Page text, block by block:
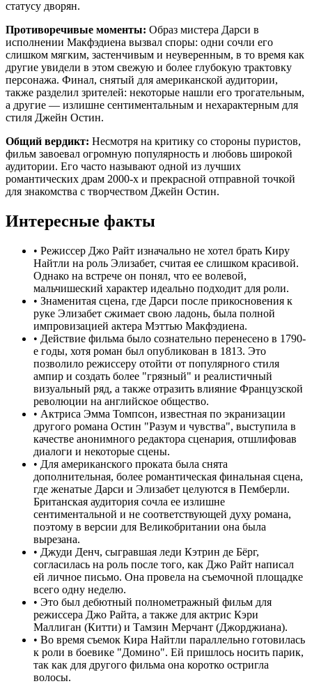
статусу дворян.
Противоречивые моменты: Образ мистера Дарси в
исполнении Макфэдиена вызвал споры: одни сочли его
слишком мягким, застенчивым и неуверенным, в то время как
другие увидели в этом свежую и более глубокую трактовку
персонажа. Финал, снятый для американской аудитории,
также разделил зрителей: некоторые нашли его трогательным,
а другие — излишне сентиментальным и нехарактерным для
стиля Джейн Остин.
Общий вердикт: Несмотря на критику со стороны пуристов,
фильм завоевал огромную популярность и любовь широкой
аудитории. Его часто называют одной из лучших
романтических драм 2000-х и прекрасной отправной точкой
для знакомства с творчеством Джейн Остин.
Интересные факты
• Режиссер Джо Райт изначально не хотел брать Киру
Найтли на роль Элизабет, считая ее слишком красивой.
Однако на встрече он понял, что ее волевой,
мальчишеский характер идеально подходит для роли.
• Знаменитая сцена, где Дарси после прикосновения к
руке Элизабет сжимает свою ладонь, была полной
импровизацией актера Мэттью Макфэдиена.
• Действие фильма было сознательно перенесено в 1790-
е годы, хотя роман был опубликован в 1813. Это
позволило режиссеру отойти от популярного стиля
ампир и создать более "грязный" и реалистичный
визуальный ряд, а также отразить влияние Французской
революции на английское общество.
• Актриса Эмма Томпсон, известная по экранизации
другого романа Остин "Разум и чувства", выступила в
качестве анонимного редактора сценария, отшлифовав
диалоги и некоторые сцены.
• Для американского проката была снята
дополнительная, более романтическая финальная сцена,
где женатые Дарси и Элизабет целуются в Пемберли.
Британская аудитория сочла ее излишне
сентиментальной и не соответствующей духу романа,
поэтому в версии для Великобритании она была
вырезана.
• Джуди Денч, сыгравшая леди Кэтрин де Бёрг,
согласилась на роль после того, как Джо Райт написал
ей личное письмо. Она провела на съемочной площадке
всего одну неделю.
• Это был дебютный полнометражный фильм для
режиссера Джо Райта, а также для актрис Кэри
Маллиган (Китти) и Тамзин Мерчант (Джорджиана).
• Во время съемок Кира Найтли параллельно готовилась
к роли в боевике "Домино". Ей пришлось носить парик,
так как для другого фильма она коротко остригла
волосы.